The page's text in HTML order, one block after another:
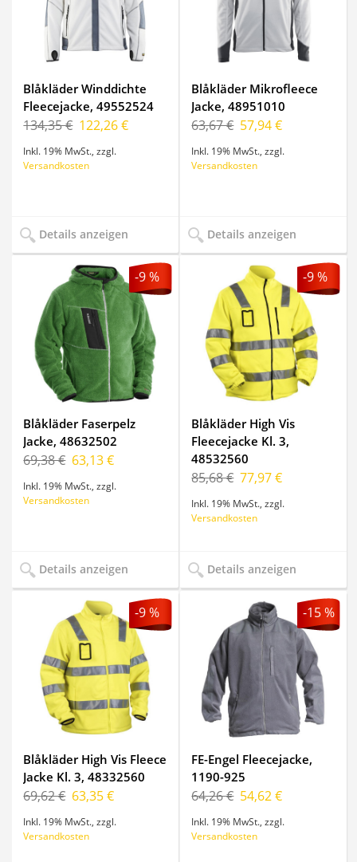
Blåkläder Winddichte
Fleecejacke, 49552524
134,35 € 122,26 €
Inkl. 19% MwSt. ,zzgl.
Versandkosten
Details anzeigen
Blåkläder Mikrofleece
Jacke, 48951010
63,67 € 57,94 €
Inkl. 19% MwSt. ,zzgl.
Versandkosten
Details anzeigen
-9 %
Blåkläder Faserpelz
Jacke, 48632502
69,38 € 63,13 €
Inkl. 19% MwSt. ,zzgl.
Versandkosten
Details anzeigen
-9 %
Blåkläder High Vis
Fleecejacke Kl. 3,
48532560
85,68 € 77,97 €
Inkl. 19% MwSt. ,zzgl.
Versandkosten
Details anzeigen
-9 %
Blåkläder High Vis Fleece
Jacke Kl. 3, 48332560
69,62 € 63,35 €
Inkl. 19% MwSt. ,zzgl.
Versandkosten
-15 %
FE-Engel Fleecejacke,
1190-925
64,26 € 54,62 €
Inkl. 19% MwSt. ,zzgl.
Versandkosten